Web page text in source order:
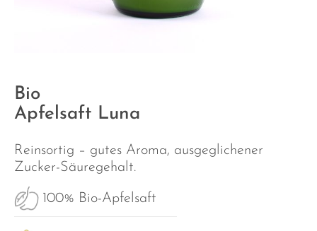
Bio
Apfelsaft Luna
Reinsortig – gutes Aroma, ausgeglichener
Zucker-Säuregehalt​.
100% Bio-Apfelsaft